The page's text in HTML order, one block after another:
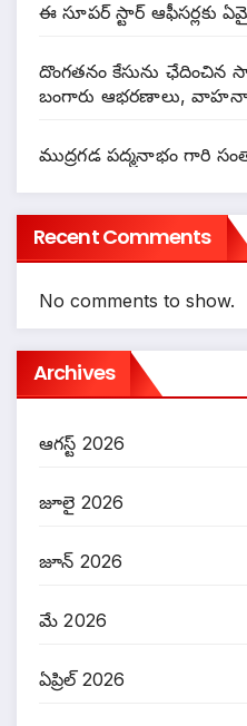
ఈ సూపర్ స్టార్ ఆఫీసర్లకు
దొంగతనం కేసును ఛేదించిన
బంగారు ఆభరణాలు,
ముద్రగడ పద్మనాభం గారి
Recent Comments
No comments to show.
Archives
ఆగస్ట్ 2026
జూలై 2026
జూన్ 2026
మే 2026
ఏప్రిల్ 2026